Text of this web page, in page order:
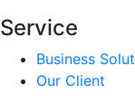
Service
Business
Our Client